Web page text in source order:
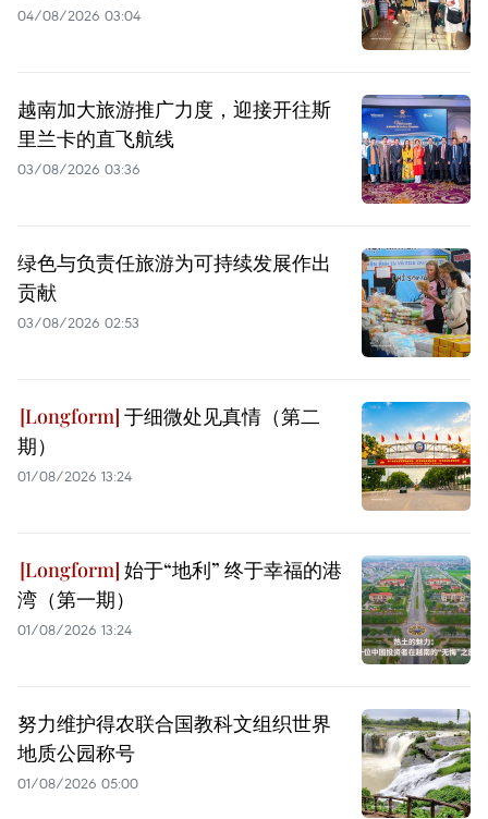
04/08/2026 03:04
越南加大旅游推广力度，迎接开往斯
里兰卡的直飞航线
03/08/2026 03:36
绿色与负责任旅游为可持续发展作出
贡献
03/08/2026 02:53
于细微处见真情（第二
期）
01/08/2026 13:24
始于“地利” 终于幸福的港
湾（第一期）
01/08/2026 13:24
努力维护得农联合国教科文组织世界
地质公园称号
01/08/2026 05:00